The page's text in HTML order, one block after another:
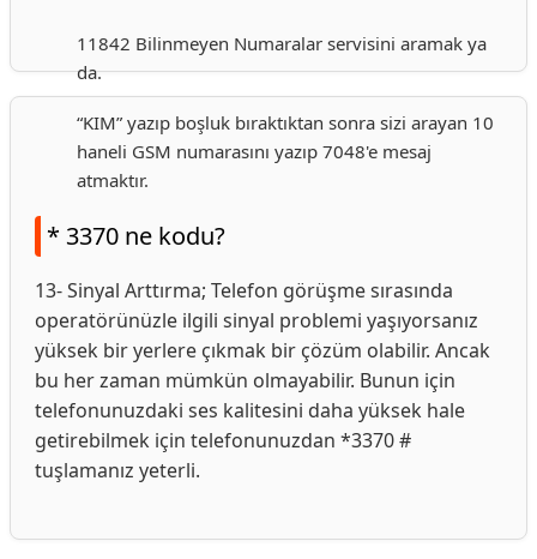
11842 Bilinmeyen Numaralar servisini aramak ya
da.
“KIM” yazıp boşluk bıraktıktan sonra sizi arayan 10
haneli GSM numarasını yazıp 7048'e mesaj
atmaktır.
* 3370 ne kodu?
13- Sinyal Arttırma; Telefon görüşme sırasında
operatörünüzle ilgili sinyal problemi yaşıyorsanız
yüksek bir yerlere çıkmak bir çözüm olabilir. Ancak
bu her zaman mümkün olmayabilir. Bunun için
telefonunuzdaki ses kalitesini daha yüksek hale
getirebilmek için telefonunuzdan *3370 #
tuşlamanız yeterli.